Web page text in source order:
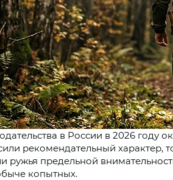
в России в 2026 году
рекомендательный характер,
ружья предельной
копытных.